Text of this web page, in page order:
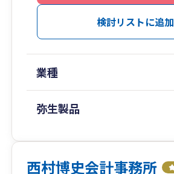
検討リストに追加
業種
弥生製品
西村博史会計事務所